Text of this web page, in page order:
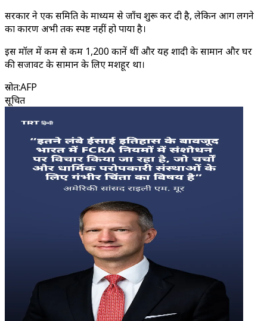
सरकार ने एक समिति के माध्यम से जाँच शुरू कर दी है, लेकिन आग लगने
का कारण अभी तक स्पष्ट नहीं हो पाया है।
इस मॉल में कम से कम 1,200 दुकानें थीं और यह शादी के सामान और घर
की सजावट के सामान के लिए मशहूर था।
स्रोत:AFP
सूचित